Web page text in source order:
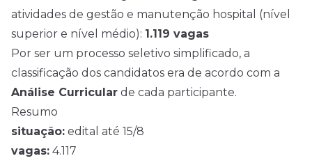
atividades de gestão e manutenção hospital (nível
superior e nível médio): 1.119 vagas
Por ser um processo seletivo simplificado, a
classificação dos candidatos era de acordo com a
Análise Curricular de cada participante.
Resumo
situação: edital até 15/8
vagas: 4.117